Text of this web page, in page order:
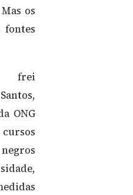
os
frei
ONG